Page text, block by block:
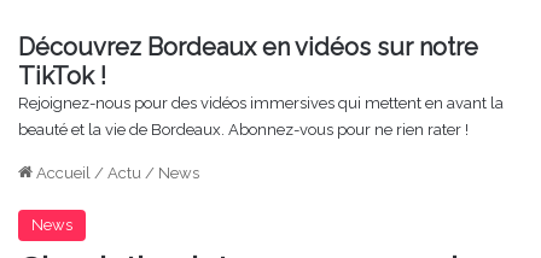
Découvrez Bordeaux en vidéos sur notre
TikTok !
Rejoignez-nous pour des vidéos immersives qui mettent en avant la
beauté et la vie de Bordeaux. Abonnez-vous pour ne rien rater !
Accueil / Actu / News
News